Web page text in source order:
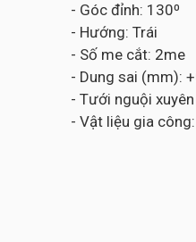
- Góc đỉnh: 130⁰
- Hướng: Trái
- Số me cắt: 2me
- Dung sai (mm):
- Tưới nguội
- Vật liệu gia